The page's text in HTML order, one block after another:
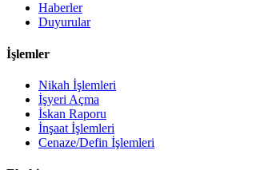
Haberler
Duyurular
İşlemler
Nikah İşlemleri
İşyeri Açma
İskan Raporu
İnşaat İşlemleri
Cenaze/Defin İşlemleri